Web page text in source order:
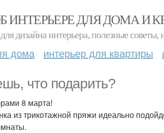
ИНТЕРЬЕРЕ ДЛЯ ДОМА И
дизайна интерьера, полезные советы,
дома интерьер для квартиры
что подарить?
8 марта!
из трикотажной пряжи идеально